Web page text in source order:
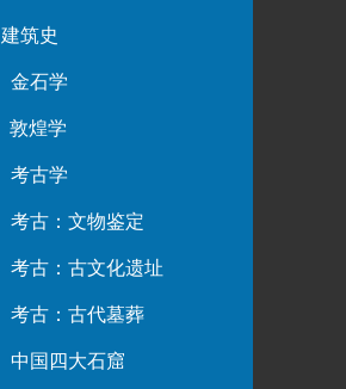
建筑史
金石学
敦煌学
考古学
考古：文物鉴定
考古：古文化遗址
考古：古代墓葬
中国四大石窟